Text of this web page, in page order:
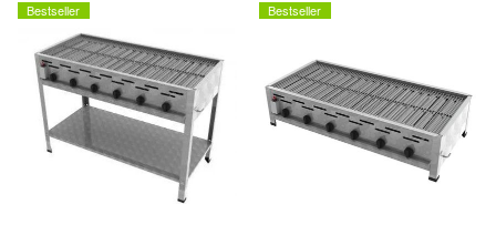
Bestseller Bestseller